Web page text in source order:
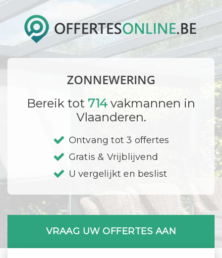
ZONNEWERING
Bereik tot 714 vakmannen in
Vlaanderen.
Ontvang tot 3 offertes
Gratis & Vrijblijvend
U vergelijkt en beslist
VRAAG UW OFFERTES AAN